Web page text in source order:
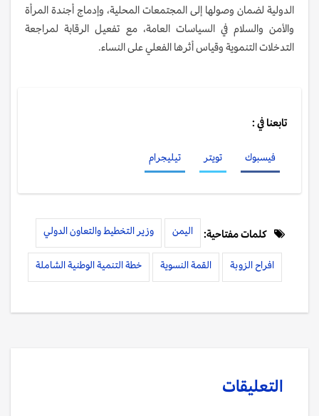
الدولية لضمان وصولها إلى المجتمعات المحلية، وإدماج أجندة المرأة
والأمن والسلام في السياسات العامة، مع تفعيل الرقابة لمراجعة
التدخلات التنموية وقياس أثرها الفعلي على النساء.
تابعنا في :
فيسبوك تويتر تيليجرام
كلمات مفتاحية: اليمن وزير التخطيط والتعاون الدولي
افراح الزوبة القمة النسوية خطة التنمية الوطنية الشاملة
التعليقات